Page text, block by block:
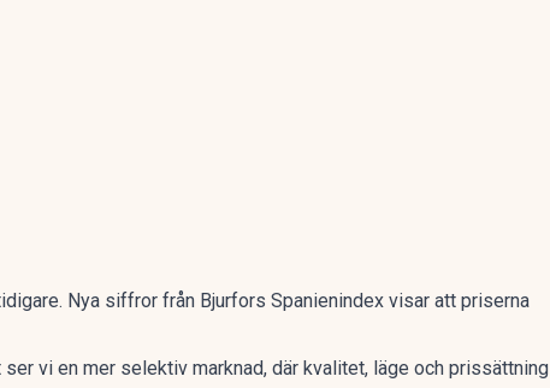
. Nya siffror från Bjurfors Spanienindex visar att priserna
vi en mer selektiv marknad, där kvalitet, läge och prissättning